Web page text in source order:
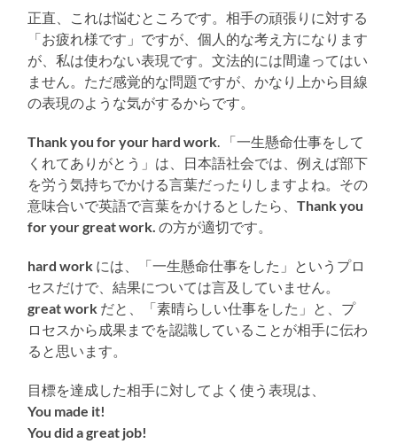
正直、これは悩むところです。相手の頑張りに対する
「お疲れ様です」ですが、個人的な考え方になります
が、私は使わない表現です。文法的には間違ってはい
ません。ただ感覚的な問題ですが、かなり上から目線
の表現のような気がするからです。
Thank you for your hard work. 「一生懸命仕事をして
くれてありがとう」は、日本語社会では、例えば部下
を労う気持ちでかける言葉だったりしますよね。その
意味合いで英語で言葉をかけるとしたら、Thank you
for your great work.の方が適切です。
hard work には、「一生懸命仕事をした」というプロ
セスだけで、結果については言及していません。
great work だと、「素晴らしい仕事をした」と、プ
ロセスから成果までを認識していることが相手に伝わ
ると思います。
目標を達成した相手に対してよく使う表現は、
You made it!
You did a great job!